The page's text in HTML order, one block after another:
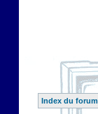
Index du forum